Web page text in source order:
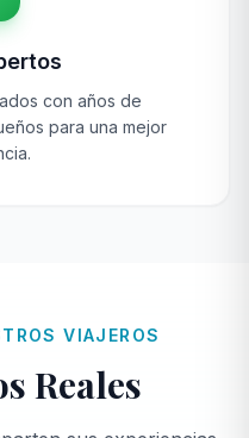
con años de
para una mejor
VIAJEROS
Reales